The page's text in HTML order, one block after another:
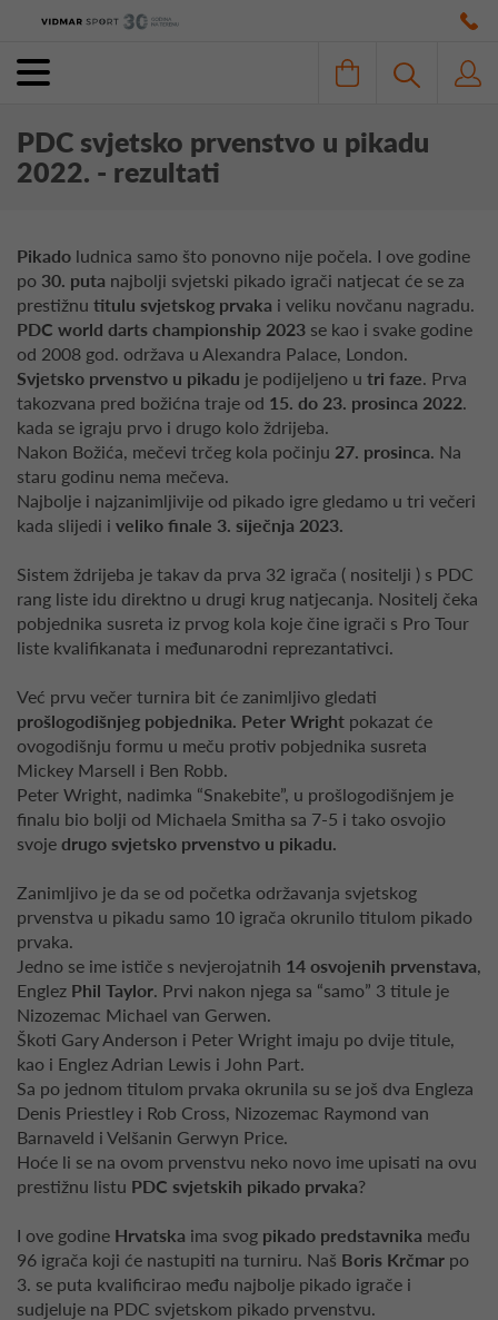
PDC svjetsko prvenstvo u pikadu
2022. - rezultati
Pikado ludnica samo što ponovno nije počela. I ove godine
po 30. puta najbolji svjetski pikado igrači natjecat će se za
prestižnu titulu svjetskog prvaka i veliku novčanu nagradu.
PDC world darts championship 2023 se kao i svake godine
od 2008 god. održava u Alexandra Palace, London.
Svjetsko prvenstvo u pikadu je podijeljeno u tri faze. Prva
takozvana pred božićna traje od 15. do 23. prosinca 2022.
kada se igraju prvo i drugo kolo ždrijeba.
Nakon Božića, mečevi trčeg kola počinju 27. prosinca. Na
staru godinu nema mečeva.
Najbolje i najzanimljivije od pikado igre gledamo u tri večeri
kada slijedi i veliko finale 3. siječnja 2023.
Sistem ždrijeba je takav da prva 32 igrača ( nositelji ) s PDC
rang liste idu direktno u drugi krug natjecanja. Nositelj čeka
pobjednika susreta iz prvog kola koje čine igrači s Pro Tour
liste kvalifikanata i međunarodni reprezantativci.
Već prvu večer turnira bit će zanimljivo gledati
prošlogodišnjeg pobjednika. Peter Wright pokazat će
ovogodišnju formu u meču protiv pobjednika susreta
Mickey Marsell i Ben Robb.
Peter Wright, nadimka “Snakebite”, u prošlogodišnjem je
finalu bio bolji od Michaela Smitha sa 7-5 i tako osvojio
svoje drugo svjetsko prvenstvo u pikadu.
Zanimljivo je da se od početka održavanja svjetskog
prvenstva u pikadu samo 10 igrača okrunilo titulom pikado
prvaka.
Jedno se ime ističe s nevjerojatnih 14 osvojenih prvenstava,
Englez Phil Taylor. Prvi nakon njega sa “samo” 3 titule je
Nizozemac Michael van Gerwen.
Škoti Gary Anderson i Peter Wright imaju po dvije titule,
kao i Englez Adrian Lewis i John Part.
Sa po jednom titulom prvaka okrunila su se još dva Engleza
Denis Priestley i Rob Cross, Nizozemac Raymond van
Barnaveld i Velšanin Gerwyn Price.
Hoće li se na ovom prvenstvu neko novo ime upisati na ovu
prestižnu listu PDC svjetskih pikado prvaka?
I ove godine Hrvatska ima svog pikado predstavnika među
96 igrača koji će nastupiti na turniru. Naš Boris Krčmar po
3. se puta kvalificirao među najbolje pikado igrače i
sudjeluje na PDC svjetskom pikado prvenstvu.